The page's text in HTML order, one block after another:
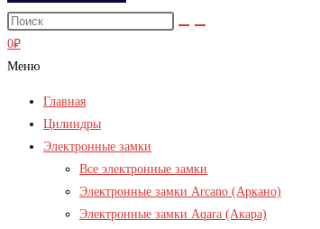
0₽
Меню
Главная
Цилиндры
Электронные замки
Все электронные замки
Электронные замки Arcano (Аркано)
Электронные замки Aqara (Акара)